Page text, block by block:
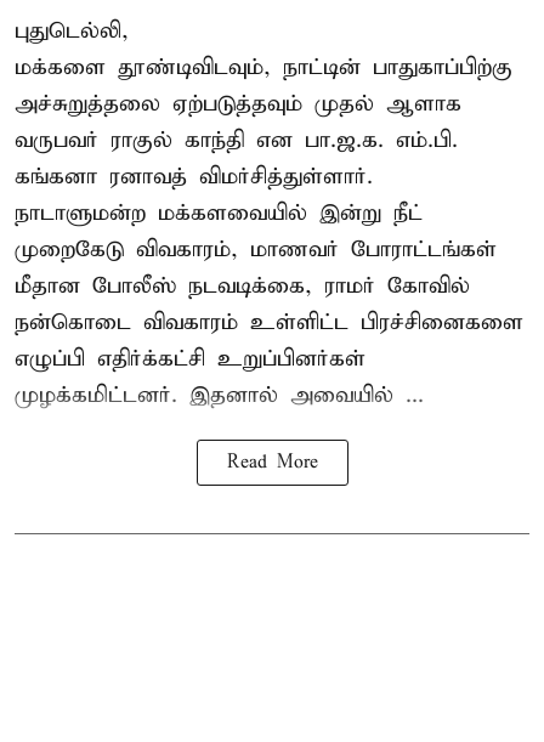
புதுடெல்லி,
மக்களை தூண்டிவிடவும், நாட்டின் பாதுகாப்பிற்கு
அச்சுறுத்தலை ஏற்படுத்தவும் முதல் ஆளாக
வருபவர் ராகுல் காந்தி என பா.ஜ.க. எம்.பி.
கங்கனா ரனாவத் விமர்சித்துள்ளார்.
நாடாளுமன்ற மக்களவையில் இன்று நீட்
முறைகேடு விவகாரம், மாணவர் போராட்டங்கள்
மீதான போலீஸ் நடவடிக்கை, ராமர் கோவில்
நன்கொடை விவகாரம் உள்ளிட்ட பிரச்சினைகளை
எழுப்பி எதிர்க்கட்சி உறுப்பினர்கள்
முழக்கமிட்டனர். இதனால் அவையில் ...
Read More